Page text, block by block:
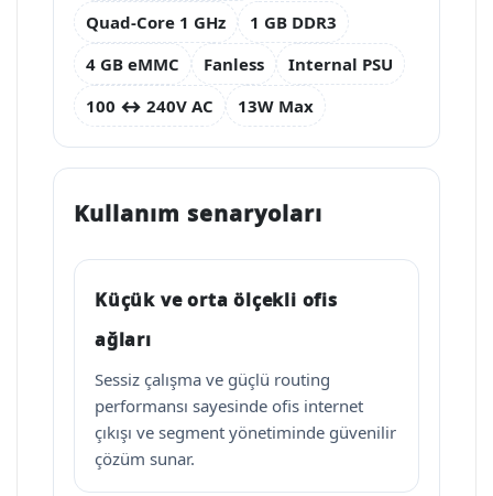
Quad-Core 1 GHz
1 GB DDR3
4 GB eMMC
Fanless
Internal PSU
100 ↔ 240V AC
13W Max
Kullanım senaryoları
Küçük ve orta ölçekli ofis
ağları
Sessiz çalışma ve güçlü routing
performansı sayesinde ofis internet
çıkışı ve segment yönetiminde güvenilir
çözüm sunar.